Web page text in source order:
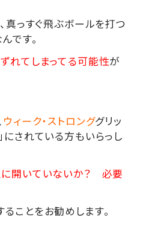
真っすぐ飛ぶボールを打つ
です。
ずれてしまってる可能性が
ウィーク・ストロンググリッ
にされている方もいらっし
開いていないか？ 必要
ことをお勧めします。